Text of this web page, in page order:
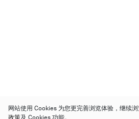
网站使用 Cookies 为您更完善浏览体验，继续
政策及 Cookies 功能。